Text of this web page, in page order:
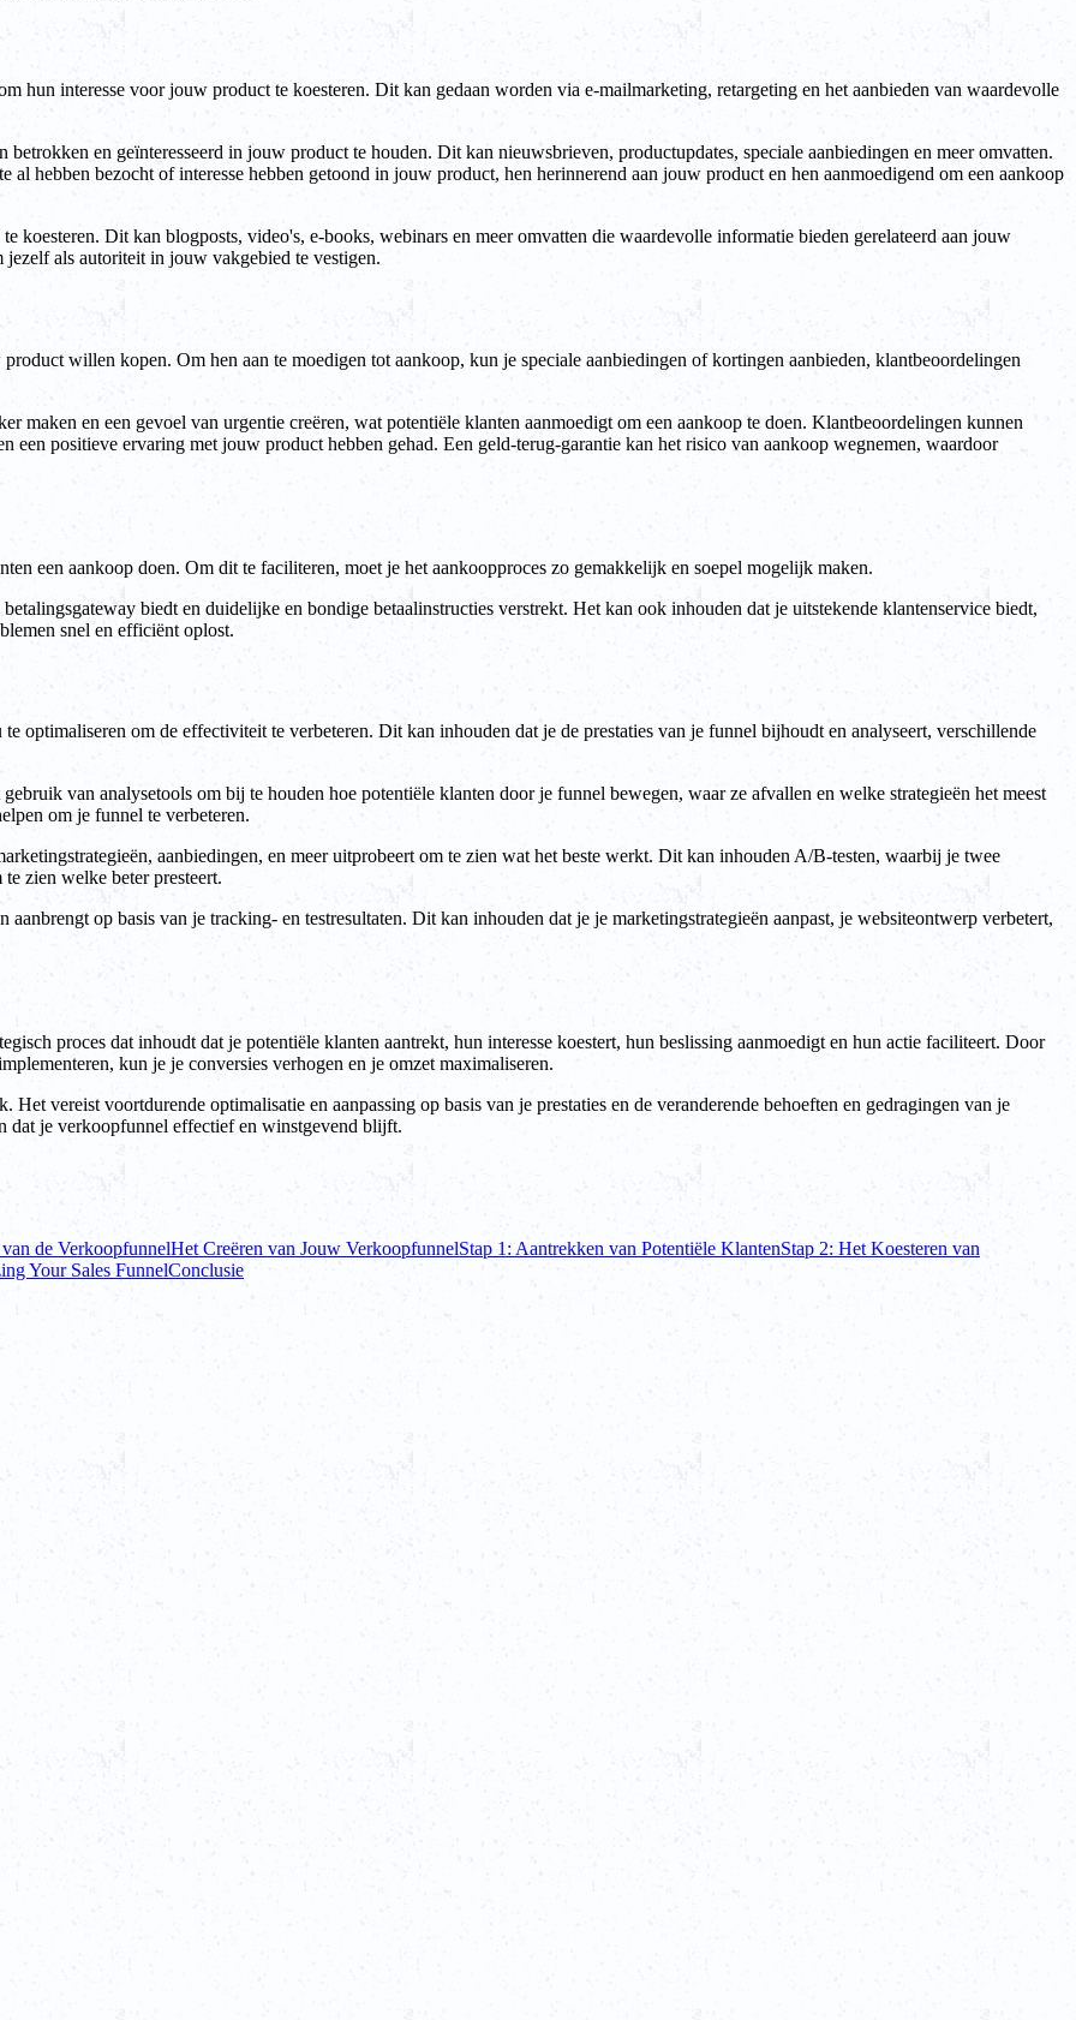
hun interesse voor jouw product te koesteren. Dit kan gedaan worden via e-mailmarketing, retargeting en het aanbieden van waardevolle
en geïnteresseerd in jouw product te houden. Dit kan nieuwsbrieven, productupdates, speciale aanbiedingen en meer omvatten.
al hebben bezocht of interesse hebben getoond in jouw product, hen herinnerend aan jouw product en hen aanmoedigend om een aankoop
koesteren. Dit kan blogposts, video's, e-books, webinars en meer omvatten die waardevolle informatie bieden gerelateerd aan jouw
als autoriteit in jouw vakgebied te vestigen.
willen kopen. Om hen aan te moedigen tot aankoop, kun je speciale aanbiedingen of kortingen aanbieden, klantbeoordelingen
maken en een gevoel van urgentie creëren, wat potentiële klanten aanmoedigt om een aankoop te doen. Klantbeoordelingen kunnen
een positieve ervaring met jouw product hebben gehad. Een geld-terug-garantie kan het risico van aankoop wegnemen, waardoor
een aankoop doen. Om dit te faciliteren, moet je het aankoopproces zo gemakkelijk en soepel mogelijk maken.
biedt en duidelijke en bondige betaalinstructies verstrekt. Het kan ook inhouden dat je uitstekende klantenservice biedt,
snel en efficiënt oplost.
optimaliseren om de effectiviteit te verbeteren. Dit kan inhouden dat je de prestaties van je funnel bijhoudt en analyseert, verschillende
van analysetools om bij te houden hoe potentiële klanten door je funnel bewegen, waar ze afvallen en welke strategieën het meest
om je funnel te verbeteren.
aanbiedingen, en meer uitprobeert om te zien wat het beste werkt. Dit kan inhouden A/B-testen, waarbij je twee
zien welke beter presteert.
op basis van je tracking- en testresultaten. Dit kan inhouden dat je je marketingstrategieën aanpast, je websiteontwerp verbetert,
proces dat inhoudt dat je potentiële klanten aantrekt, hun interesse koestert, hun beslissing aanmoedigt en hun actie faciliteert. Door
kun je je conversies verhogen en je omzet maximaliseren.
Het vereist voortdurende optimalisatie en aanpassing op basis van je prestaties en de veranderende behoeften en gedragingen van je
dat je verkoopfunnel effectief en winstgevend blijft.
de VerkoopfunnelHet Creëren van Jouw VerkoopfunnelStap 1: Aantrekken van Potentiële KlantenStap 2: Het Koesteren van
Your Sales FunnelConclusie